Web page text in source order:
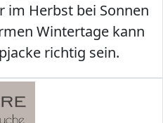
im Herbst bei Sonnen
Wintertage kann
richtig sein.